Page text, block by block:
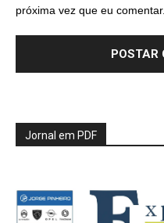
próxima vez que eu comentar.
Jornal em PDF